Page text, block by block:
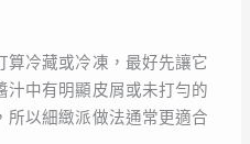
算冷藏或冷凍，最好先讓它
汁中有明顯皮屑或未打勻的
所以細緻派做法通常更適合